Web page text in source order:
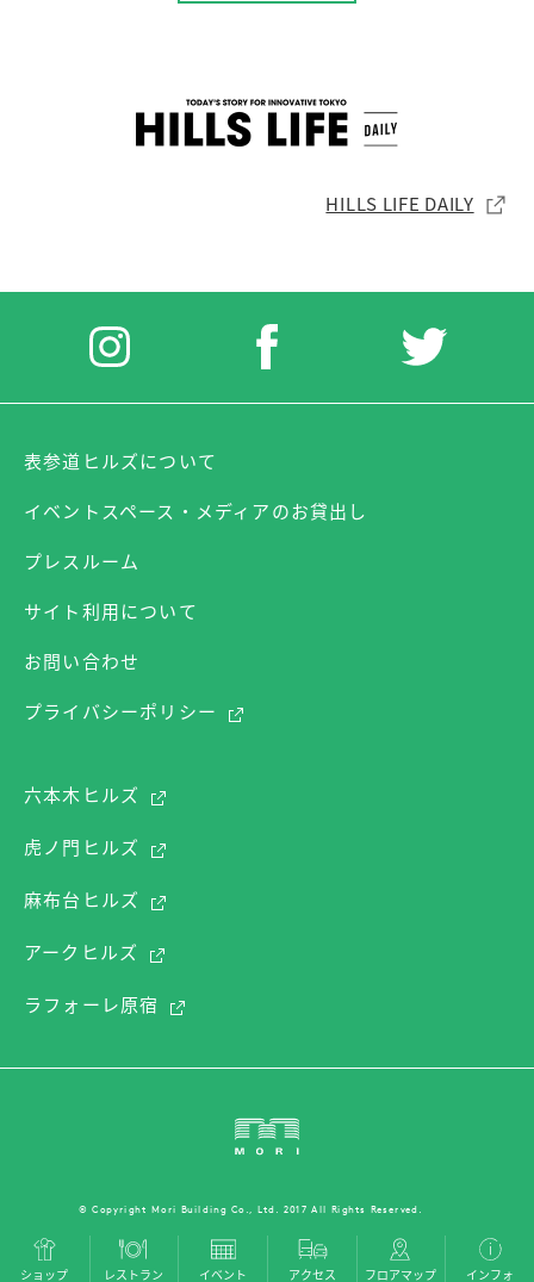
HILLS LIFE DAILY
ショップ レストラン イベント アクセス フロアマップ インフォ
表参道ヒルズについて
イベントスペース・メディアのお貸出し
プレスルーム
サイト利用について
お問い合わせ
プライバシーポリシー
六本木ヒルズ
虎ノ門ヒルズ
麻布台ヒルズ
アークヒルズ
ラフォーレ原宿
© Copyright Mori Building Co., Ltd. 2017 All Rights Reserved.